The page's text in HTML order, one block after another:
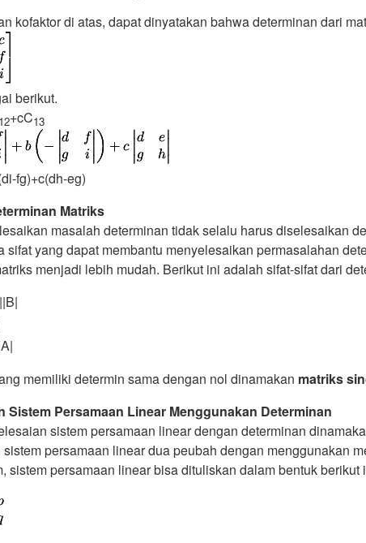
kofaktor di atas, dapat dinyatakan bahwa determinan dari
berikut.
12+cC13
fg)+c(dh-eg)
Matriks
masalah determinan tidak selalu harus diselesaikan
sifat yang dapat membantu menyelesaikan permasalahan
menjadi lebih mudah. Berikut ini adalah sifat-sifat dari
memiliki determin sama dengan nol dinamakan matriks
Sistem Persamaan Linear Menggunakan Determinan
sistem persamaan linear dengan determinan
persamaan linear dua peubah dengan menggunakan
sistem persamaan linear bisa dituliskan dalam bentuk berikut